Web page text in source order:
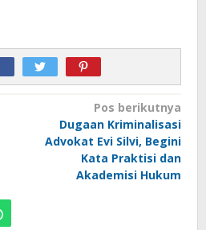
Pos berikutnya
Dugaan Kriminalisasi
Advokat Evi Silvi, Begini
Kata Praktisi dan
Akademisi Hukum